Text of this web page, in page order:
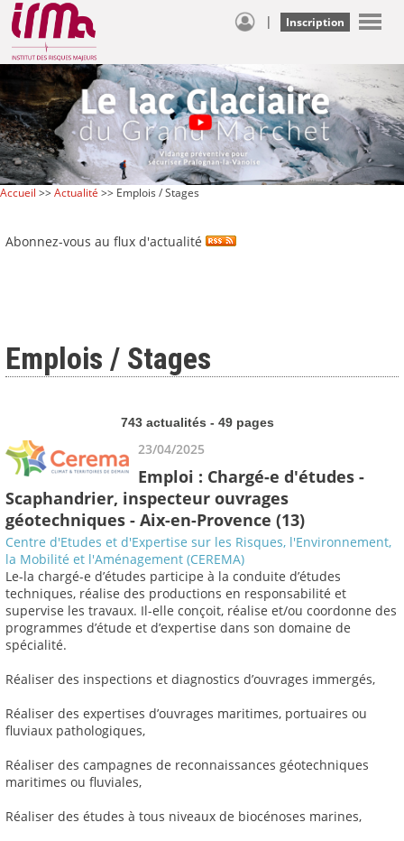
| Inscription
Accueil >>Actualité >> Emplois / Stages
Abonnez-vous au flux d'actualité
Emplois / Stages
743 actualités - 49 pages
23/04/2025
Emploi : Chargé-e d'études -
Scaphandrier, inspecteur ouvrages
géotechniques - Aix-en-Provence (13)
Centre d'Etudes et d'Expertise sur les Risques, l'Environnement,
la Mobilité et l'Aménagement (CEREMA)
Le-la chargé-e d’études participe à la conduite d’études
techniques, réalise des productions en responsabilité et
supervise les travaux. Il-elle conçoit, réalise et/ou coordonne des
programmes d’étude et d’expertise dans son domaine de
spécialité.
Réaliser des inspections et diagnostics d’ouvrages immergés,
Réaliser des expertises d’ouvrages maritimes, portuaires ou
fluviaux pathologiques,
Réaliser des campagnes de reconnaissances géotechniques
maritimes ou fluviales,
Réaliser des études à tous niveaux de biocénoses marines,